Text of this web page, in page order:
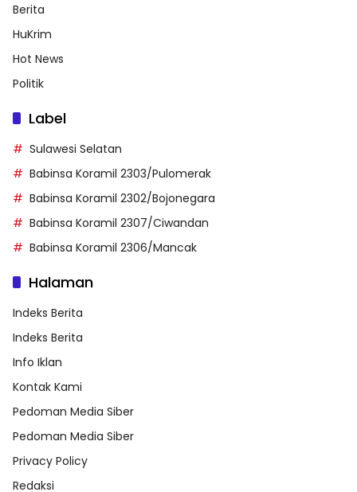
Berita
HuKrim
Hot News
Politik
Label
Sulawesi Selatan
Babinsa Koramil 2303/Pulomerak
Babinsa Koramil 2302/Bojonegara
Babinsa Koramil 2307/Ciwandan
Babinsa Koramil 2306/Mancak
Halaman
Indeks Berita
Indeks Berita
Info Iklan
Kontak Kami
Pedoman Media Siber
Pedoman Media Siber
Privacy Policy
Redaksi